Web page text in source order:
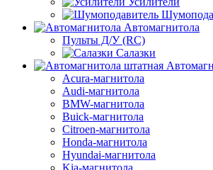
Автомагнитола
Пульты Д/У (RC)
Салазки
Acura-магнитола
Audi-магнитола
BMW-магнитола
Buick-магнитола
Citroen-магнитола
Honda-магнитола
Hyundai-магнитола
Kia-магнитола